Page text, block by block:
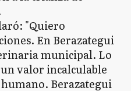
"Quiero
En Berazategui
municipal. Lo
valor incalculable
Berazategui